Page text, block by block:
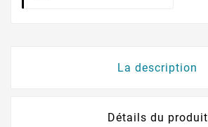
La description
Détails du produit